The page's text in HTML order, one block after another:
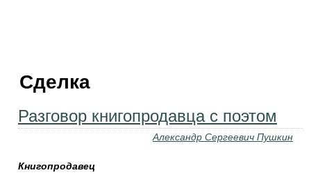
Сделка
Разговор книгопродавца с поэтом
Александр Сергеевич Пушкин
Книгопродавец